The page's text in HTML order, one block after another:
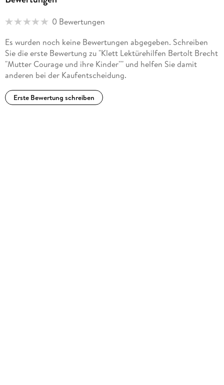
0 Bewertungen
Es wurden noch keine Bewertungen abgegeben. Schreiben
Sie die erste Bewertung zu "Klett Lektürehilfen Bertolt Brecht
"Mutter Courage und ihre Kinder"" und helfen Sie damit
anderen bei der Kaufentscheidung.
Erste Bewertung schreiben